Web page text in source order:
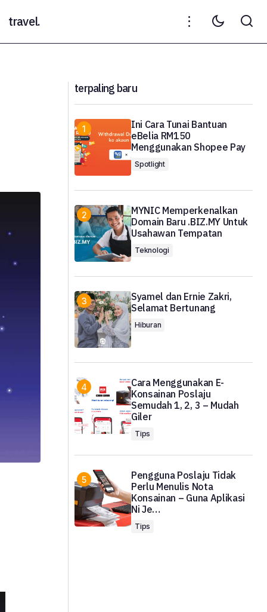
travel.
terpaling baru
Ini Cara Tunai Bantuan
eBelia RM150
Menggunakan Shopee Pay
Spotlight
MYNIC Memperkenalkan
Domain Baru .BIZ.MY Untuk
Usahawan Tempatan
Teknologi
Syamel dan Ernie Zakri,
Selamat Bertunang
Hiburan
Cara Menggunakan E-
Konsainan Poslaju
Semudah 1, 2, 3 – Mudah
Giler
Tips
Pengguna Poslaju Tidak
Perlu Menulis Nota
Konsainan – Guna Aplikasi
Ni Je…
Tips